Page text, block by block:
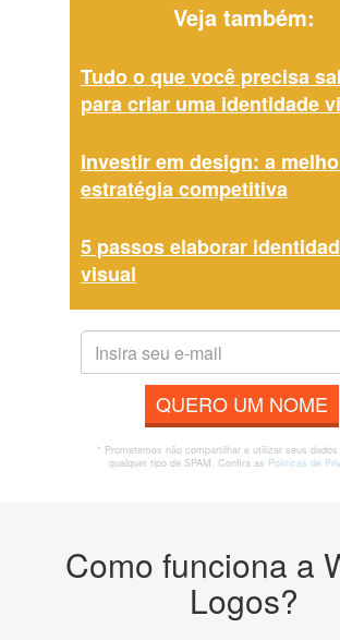
Veja também:
Tudo o que você precisa
para criar uma identidade
Investir em design: a
estratégia competitiva
5 passos elaborar
visual
QUERO UM NOME
* Prometemos não compartilhar e utilizar seus
qualquer tipo de SPAM. Confira as Políticas de
Como funciona a
Logos?